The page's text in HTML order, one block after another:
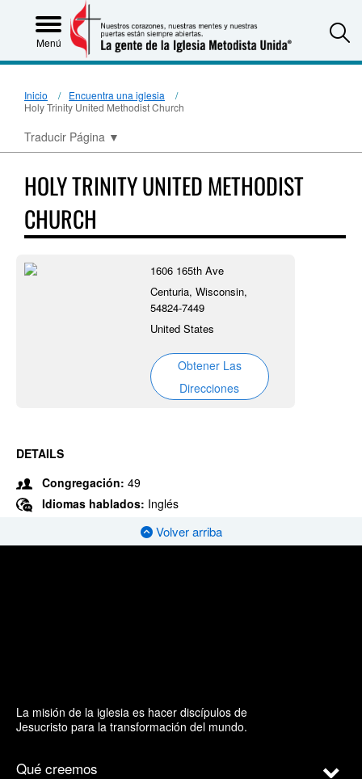
Menú
Inicio
Encuentra una iglesia
Holy Trinity United Methodist Church
Traducir Página ▼
HOLY TRINITY UNITED METHODIST
CHURCH
1606 165th Ave
Centuria, Wisconsin,
54824-7449
United States
Obtener Las
Direcciones
DETAILS
Congregación: 49
Idiomas hablados: Inglés
Volver arriba
La misión de la iglesia es hacer discípulos de
Jesucristo para la transformación del mundo.
Qué creemos